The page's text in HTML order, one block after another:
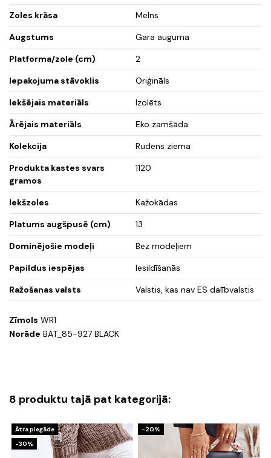
Zoles krāsa
Melns
Augstums
Gara auguma
Platforma/zole (cm)
2
Iepakojuma stāvoklis
Oriģināls
Iekšējais materiāls
Izolēts
Ārējais materiāls
Eko zamšāda
Kolekcija
Rudens ziema
Produkta kastes svars
gramos
1120
Iekšzoles
Kažokādas
Platums augšpusē (cm)
13
Dominējošie modeļi
Bez modeļiem
Papildus iespējas
Iesildīšanās
Ražošanas valsts
Valstis, kas nav ES dalībvalstis
Zīmols WR1
Norāde BAT_85-927 BLACK
8 produktu tajā pat kategorijā:
Ātra piegāde
-30%
-20%